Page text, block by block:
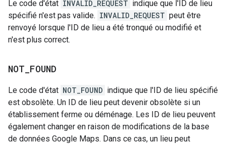
Le code d'état INVALID_REQUEST indique que l'ID de lieu
spécifié n'est pas valide. INVALID_REQUEST peut être
renvoyé lorsque l'ID de lieu a été tronqué ou modifié et
n'est plus correct.
NOT FOUND
Le code d'état NOT_FOUND indique que l'ID de lieu spécifié
est obsolète. Un ID de lieu peut devenir obsolète si un
établissement ferme ou déménage. Les ID de lieu peuvent
également changer en raison de modifications de la base
de données Google Maps. Dans ce cas, un lieu peut